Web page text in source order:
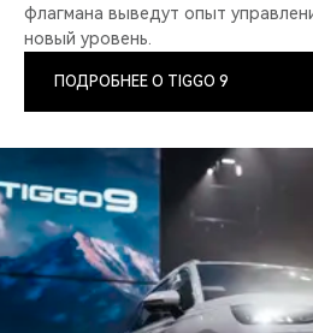
флагмана выведут опыт
новый уровень.
ПОДРОБНЕЕ О TIGGO 9